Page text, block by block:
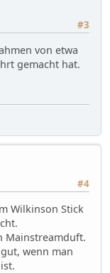
#3
von etwa
gemacht hat.
#4
Wilkinson Stick
Mainstreamduft.
wenn man